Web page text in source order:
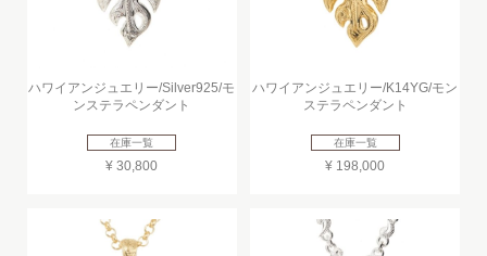
ハワイアンジュエリー/Silver925/モ
ンステラペンダント
在庫一覧
¥ 30,800
ハワイアンジュエリー/K14YG/モン
ステラペンダント
在庫一覧
¥ 198,000